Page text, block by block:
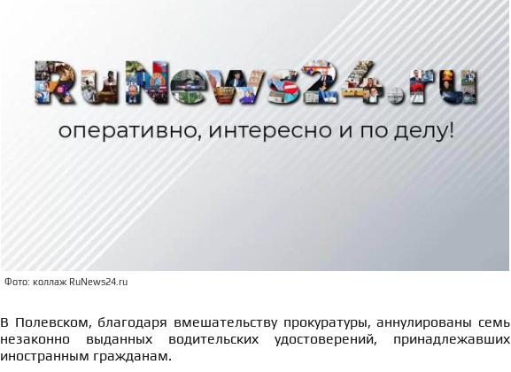
Фото: коллаж RuNews24.ru
В Полевском, благодаря вмешательству прокуратуры, аннулированы семь
незаконно выданных водительских удостоверений, принадлежавших
иностранным гражданам.